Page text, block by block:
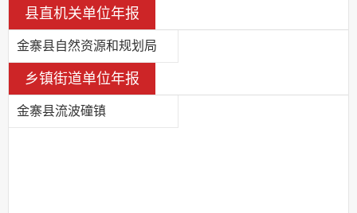
县直机关单位年报
金寨县自然资源和规划局
乡镇街道单位年报
金寨县流波䃥镇